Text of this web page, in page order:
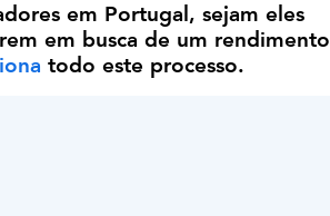
em Portugal, sejam eles
em busca de um rendimento
todo este processo.